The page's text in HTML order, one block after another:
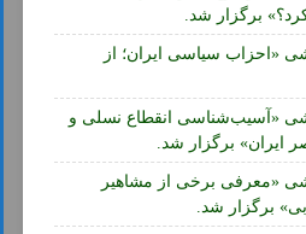
برگزار شد.
«احزاب سیاسی ایران؛ از
«آسیب‌شناسی انقطاع نسلی و
ایران» برگزار شد.
«معرفی برخی از مشاهیر
برگزار شد.